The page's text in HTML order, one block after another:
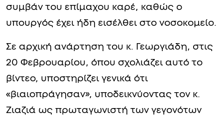
συμβάν του επίμαχου καρέ, καθώς ο
υπουργός έχει ήδη εισέλθει στο νοσοκομείο.
Σε αρχική ανάρτηση του κ. Γεωργιάδη, στις
20 Φεβρουαρίου, όπου σχολιάζει αυτό το
βίντεο, υποστηρίζει γενικά ότι
«βιαιοπράγησαν», υποδεικνύοντας τον κ.
Ζιαζιά ως πρωταγωνιστή των γεγονότων